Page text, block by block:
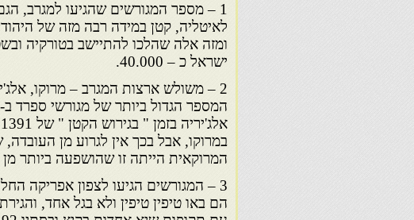
1 – מספר המגורשים שהגיעו למגרב,
ומזה אלה שהלכו להתיישב בטורקיה
ישראל כ – 40.000.
2 – משולש ארצות המגרב – מרוקו,
במרוקו, אבל בכך אין לגרוע מן
המרוקאית הייתה זו שהושפעה ביותר